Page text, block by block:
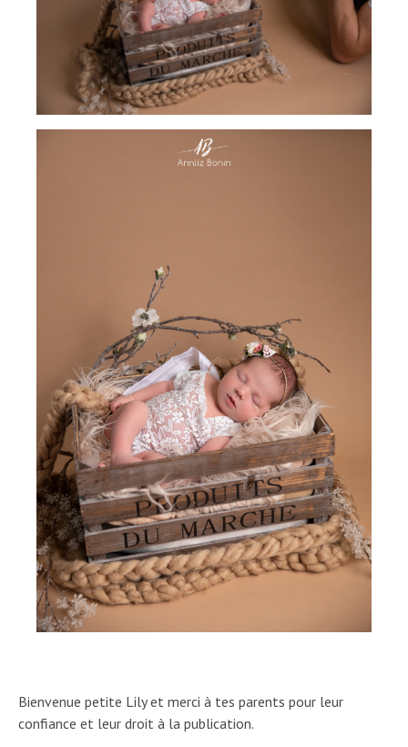
Bienvenue petite Lily et merci à tes parents pour leur
confiance et leur droit à la publication.